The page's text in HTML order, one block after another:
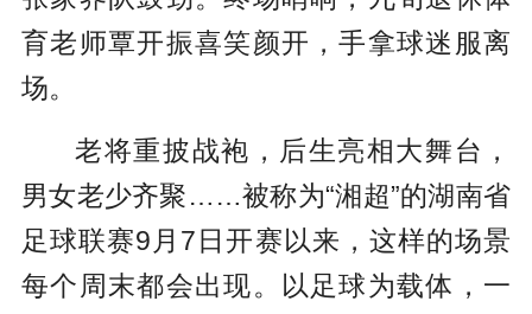
育老师覃开振喜笑颜开，手拿球迷服离
场。
老将重披战袍，后生亮相大舞台，
男女老少齐聚……被称为“湘超”的湖南省
足球联赛9月7日开赛以来，这样的场景
每个周末都会出现。以足球为载体，一